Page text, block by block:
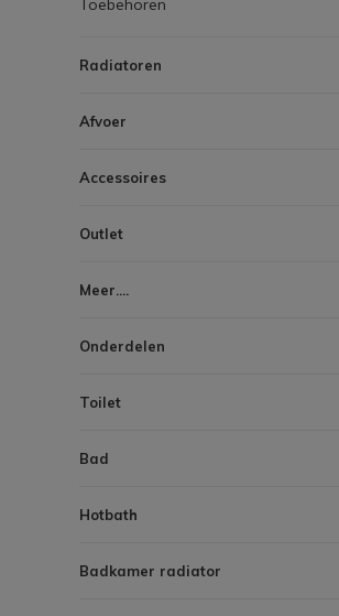
Toebehoren
Radiatoren
Afvoer
Accessoires
Outlet
Meer....
Onderdelen
Toilet
Bad
Hotbath
Badkamer radiator